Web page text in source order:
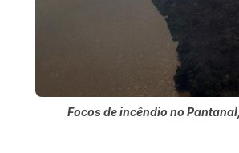
Focos de incêndio no